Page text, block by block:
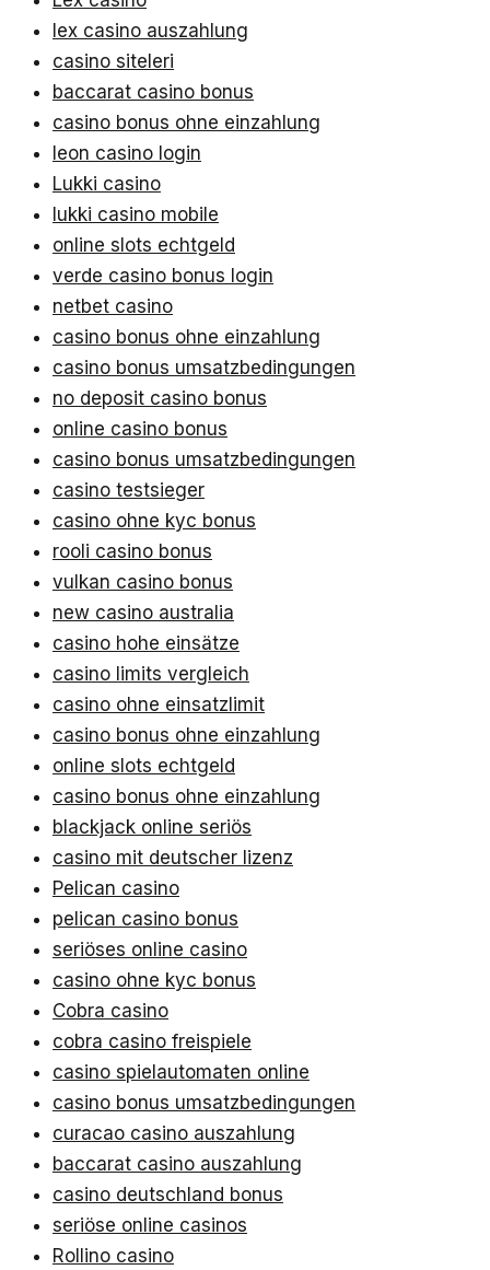
lex casino auszahlung
casino siteleri
baccarat casino bonus
casino bonus ohne einzahlung
leon casino login
Lukki casino
lukki casino mobile
online slots echtgeld
verde casino bonus login
netbet casino
casino bonus ohne einzahlung
casino bonus umsatzbedingungen
no deposit casino bonus
online casino bonus
casino bonus umsatzbedingungen
casino testsieger
casino ohne kyc bonus
rooli casino bonus
vulkan casino bonus
new casino australia
casino hohe einsätze
casino limits vergleich
casino ohne einsatzlimit
casino bonus ohne einzahlung
online slots echtgeld
casino bonus ohne einzahlung
blackjack online seriös
casino mit deutscher lizenz
Pelican casino
pelican casino bonus
seriöses online casino
casino ohne kyc bonus
Cobra casino
cobra casino freispiele
casino spielautomaten online
casino bonus umsatzbedingungen
curacao casino auszahlung
baccarat casino auszahlung
casino deutschland bonus
seriöse online casinos
Rollino casino